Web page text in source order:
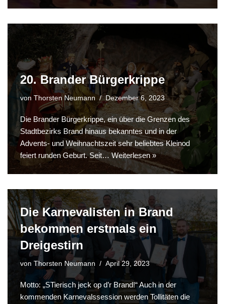
20. Brander Bürgerkrippe
vonThorsten Neumann Dezember 6, 2023
Die Brander Bürgerkrippe, ein über die Grenzen des
Stadtbezirks Brand hinaus bekanntes und in der
Advents- und Weihnachtszeit sehr beliebtes Kleinod
feiert runden Geburt. Seit…Weiterlesen »
Die Karnevalisten in Brand
bekommen erstmals ein
Dreigestirn
von Thorsten Neumann April 29, 2023
Motto: „STierisch jeck op d’r Brand!“ Auch in der
kommenden Karnevalssession werden Tollitäten die